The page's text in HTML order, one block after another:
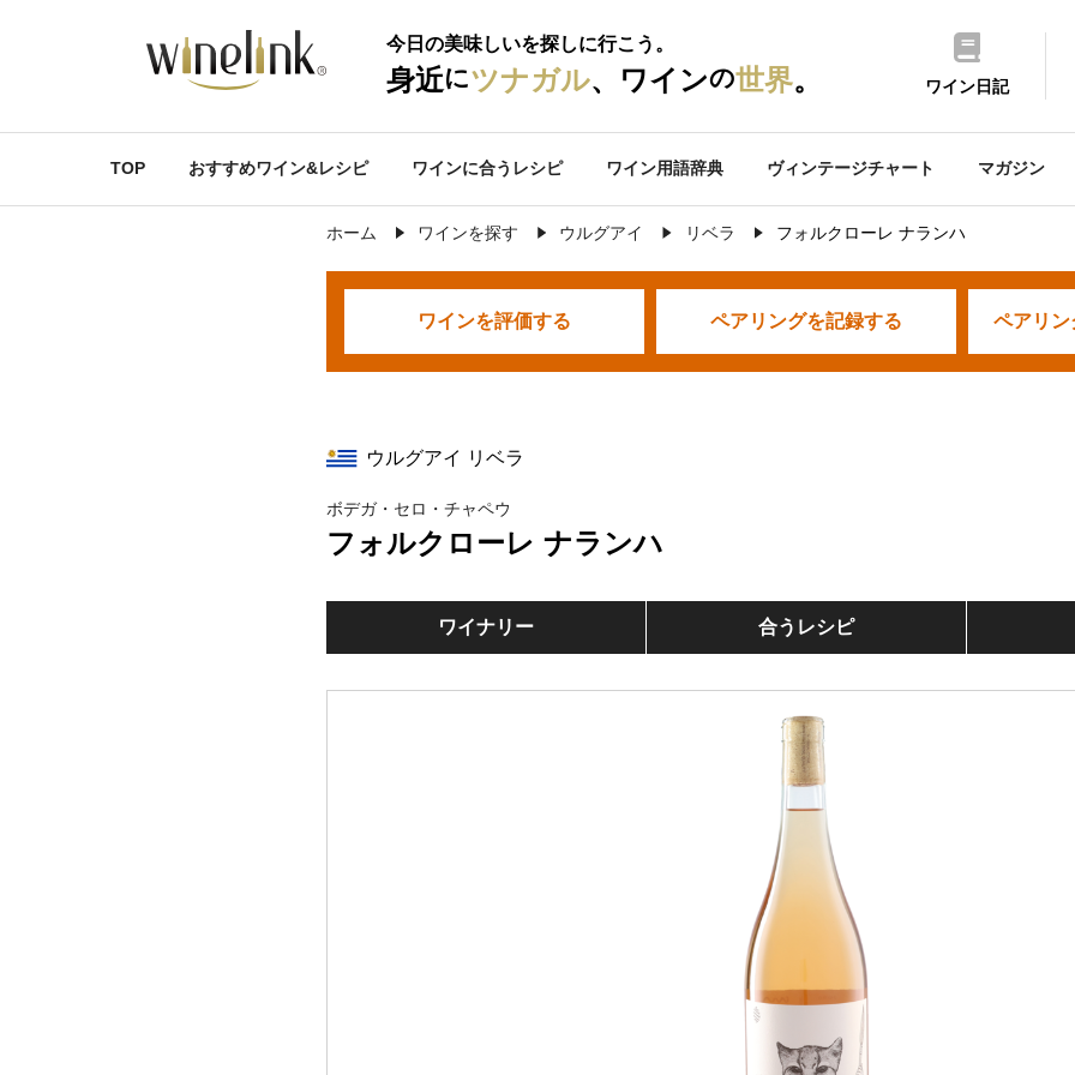
今日の美味しいを探しに行こう。
身近にツナガル、ワインの世界。 ワイン日記
TOP おすすめワイン&レシピ ワインに合うレシピ ワイン用語辞典 ヴィンテージチャート マガジン
ホーム ワインを探す ウルグアイ リベラ フォルクローレ ナランハ
ワインを評価する ペアリングを記録する ペアリン
ウルグアイ リベラ
ボデガ・セロ・チャペウ
フォルクローレ ナランハ
ワイナリー 合うレシピ